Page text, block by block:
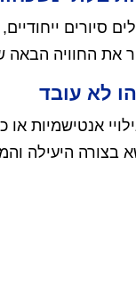
סיורים
את החוויה הבאה
לא עובד
אנטישמיות
בצורה היעילה